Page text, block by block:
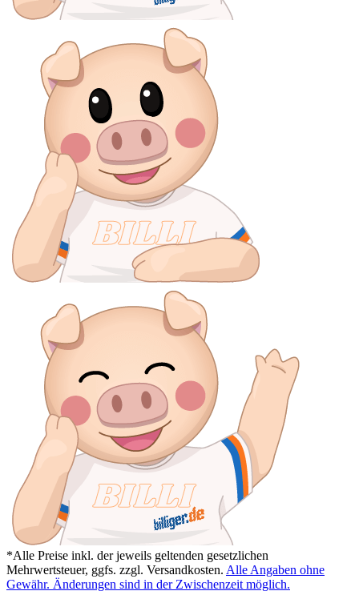
*Alle Preise inkl. der jeweils geltenden gesetzlichen
Mehrwertsteuer, ggfs. zzgl. Versandkosten. Alle Angaben ohne
Gewähr. Änderungen sind in der Zwischenzeit möglich.